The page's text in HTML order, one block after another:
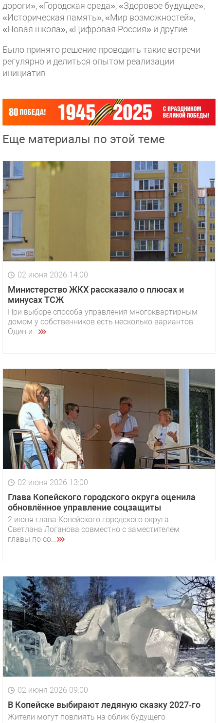
дороги», «Городская среда», «Здоровое будущее»,
«Историческая память», «Мир возможностей»,
«Новая школа», «Цифровая Россия» и другие.
Было принято решение проводить такие встречи
регулярно и делиться опытом реализации
инициатив.
Еще материалы по этой теме
02 июня 2026 14:00
Министерство ЖКХ рассказало о плюсах и
минусах ТСЖ
При выборе способа управления многоквартирным
домом у собственников есть несколько вариантов.
Один и...
02 июня 2026 13:00
Глава Копейского городского округа оценила
обновлённое управление соцзащиты
2 июня глава Копейского городского округа
Светлана Логанова совместно с заместителем
главы по со...
02 июня 2026 09:00
В Копейске выбирают ледяную сказку 2027‑го
Жители могут повлиять на облик будущего